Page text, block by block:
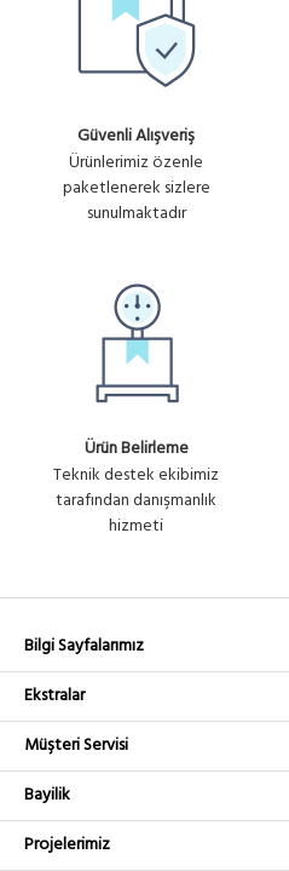
Güvenli Alışveriş
Ürünlerimiz özenle
paketlenerek sizlere
sunulmaktadır
Ürün Belirleme
Teknik destek ekibimiz
tarafından danışmanlık
hizmeti
Bilgi Sayfalarımız
Ekstralar
Müşteri Servisi
Bayilik
Projelerimiz